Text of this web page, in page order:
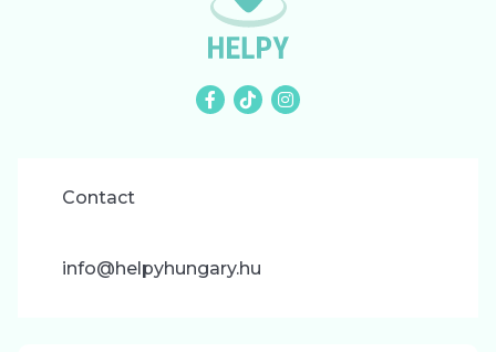
Contact
info@helpyhungary.hu